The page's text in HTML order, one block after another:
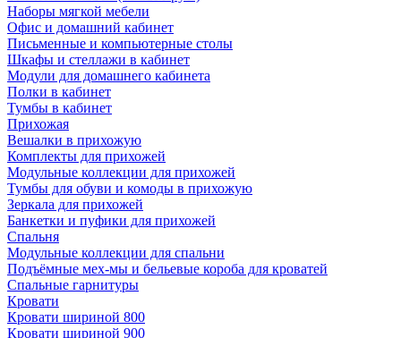
Наборы мягкой мебели
Офис и домашний кабинет
Письменные и компьютерные столы
Шкафы и стеллажи в кабинет
Модули для домашнего кабинета
Полки в кабинет
Тумбы в кабинет
Прихожая
Вешалки в прихожую
Комплекты для прихожей
Модульные коллекции для прихожей
Тумбы для обуви и комоды в прихожую
Зеркала для прихожей
Банкетки и пуфики для прихожей
Спальня
Модульные коллекции для спальни
Подъёмные мех-мы и бельевые короба для кроватей
Спальные гарнитуры
Кровати
Кровати шириной 800
Кровати шириной 900